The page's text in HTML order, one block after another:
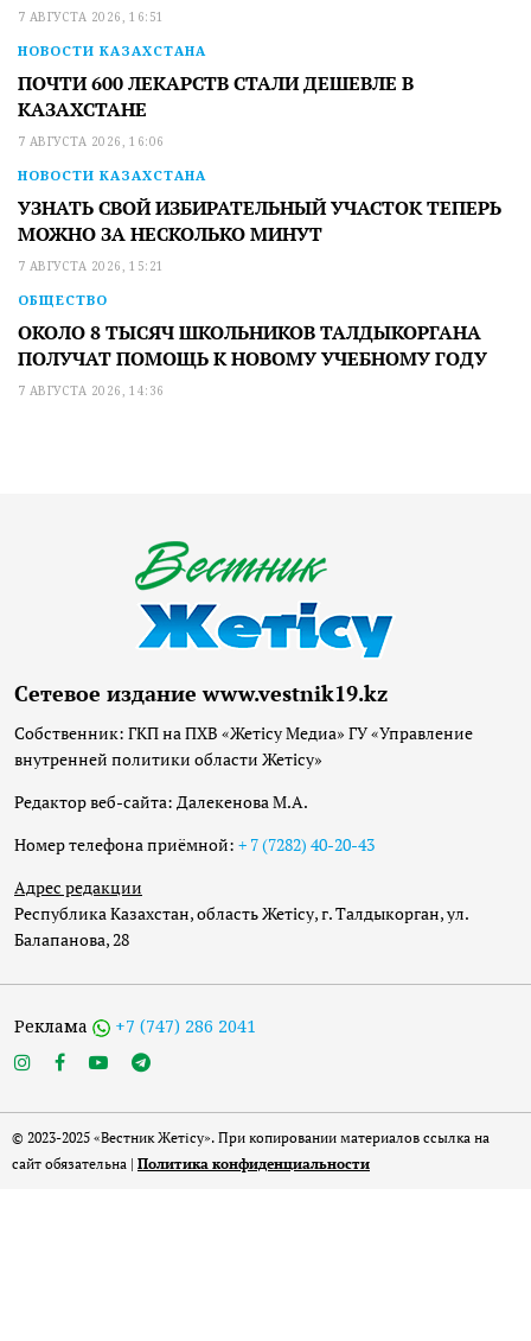
7 АВГУСТА 2026, 16:51
НОВОСТИ КАЗАХСТАНА
ПОЧТИ 600 ЛЕКАРСТВ СТАЛИ ДЕШЕВЛЕ В
КАЗАХСТАНЕ
7 АВГУСТА 2026, 16:06
НОВОСТИ КАЗАХСТАНА
УЗНАТЬ СВОЙ ИЗБИРАТЕЛЬНЫЙ УЧАСТОК ТЕПЕРЬ
МОЖНО ЗА НЕСКОЛЬКО МИНУТ
7 АВГУСТА 2026, 15:21
ОБЩЕСТВО
ОКОЛО 8 ТЫСЯЧ ШКОЛЬНИКОВ ТАЛДЫКОРГАНА
ПОЛУЧАТ ПОМОЩЬ К НОВОМУ УЧЕБНОМУ ГОДУ
7 АВГУСТА 2026, 14:36
Сетевое издание www.vestnik19.kz
Собственник: ГКП на ПХВ «Жетісу Медиа» ГУ «Управление
внутренней политики области Жетісу»
Редактор веб-сайта: Далекенова М.А.
Номер телефона приёмной: + 7 (7282) 40-20-43
Адрес редакции
Республика Казахстан, область Жетісу, г. Талдыкорган, ул.
Балапанова, 28
Реклама +7 (747) 286 2041
© 2023-2025 «Вестник Жетісу». При копировании материалов ссылка на
сайт обязательна | Политика конфиденциальности